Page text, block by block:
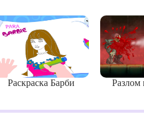
Раскраска Барби Разлом